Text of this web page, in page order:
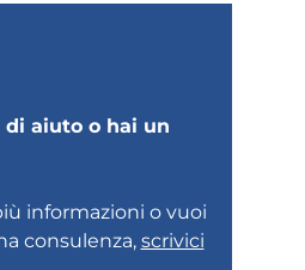
di aiuto o hai un
informazioni o vuoi
consulenza, scrivici